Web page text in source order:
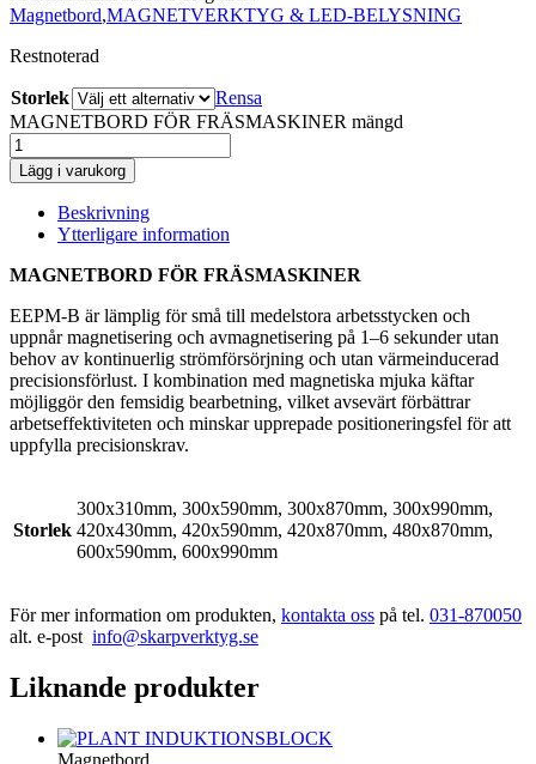
Magnetbord,MAGNETVERKTYG & LED-BELYSNING
Restnoterad
Storlek
Rensa
MAGNETBORD FÖR FRÄSMASKINER mängd
Lägg i varukorg
Beskrivning
Ytterligare information
MAGNETBORD FÖR FRÄSMASKINER
EEPM-B är lämplig för små till medelstora arbetsstycken och
uppnår magnetisering och avmagnetisering på 1–6 sekunder utan
behov av kontinuerlig strömförsörjning och utan värmeinducerad
precisionsförlust. I kombination med magnetiska mjuka käftar
möjliggör den femsidig bearbetning, vilket avsevärt förbättrar
arbetseffektiviteten och minskar upprepade positioneringsfel för att
uppfylla precisionskrav.
Storlek
300x310mm, 300x590mm, 300x870mm, 300x990mm,
420x430mm, 420x590mm, 420x870mm, 480x870mm,
600x590mm, 600x990mm
För mer information om produkten, kontakta oss på tel. 031-870050
alt. e-post info@skarpverktyg.se
Liknande produkter
Magnetbord